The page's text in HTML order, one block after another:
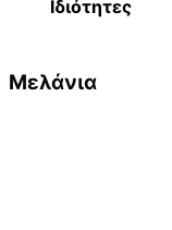
Ιδιότητες
Μελάνια